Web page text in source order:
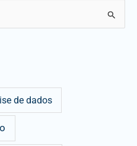
de dados